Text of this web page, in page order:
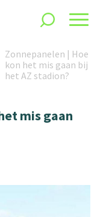
Zonnepanelen | Hoe
kon het mis gaan bij
het AZ stadion?
mis gaan